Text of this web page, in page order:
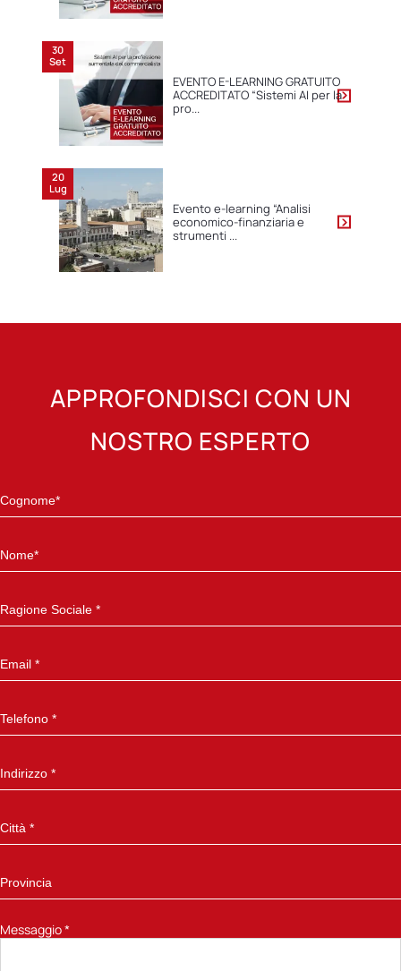
30
Set
EVENTO E-LEARNING GRATUITO
ACCREDITATO “Sistemi AI per la
pro...
20
Lug
Evento e-learning “Analisi
economico-finanziaria e
strumenti ...
APPROFONDISCI CON UN
NOSTRO ESPERTO
Messaggio*